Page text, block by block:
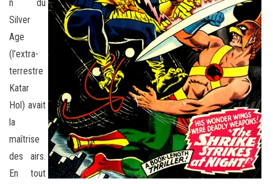
n du
Silver
Age
(l’extra-
terrestre
Katar
Hol) avait
la
maîtrise
des airs.
En tout